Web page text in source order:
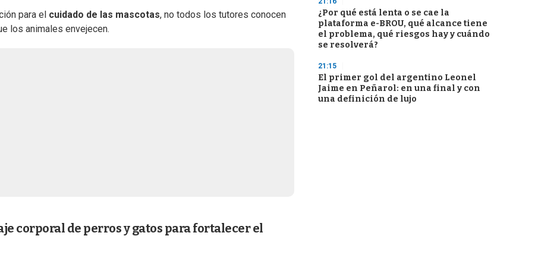
para el cuidado de las mascotas, no todos los tutores conocen
los animales envejecen.
corporal de perros y gatos para fortalecer el
¿Por qué está lenta o se cae la
plataforma e-BROU, qué alcance tiene
el problema, qué riesgos hay y cuándo
se resolverá?
21:15
El primer gol del argentino Leonel
Jaime en Peñarol: en una final y con
una definición de lujo